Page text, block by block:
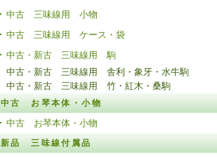
中古 三味線用 小物
中古 三味線用 ケース・袋
中古・新古 三味線用 駒
中古・新古 三味線用 舎利・象牙・水牛駒
中古・新古 三味線用 竹・紅木・桑駒
中古 お琴本体・小物
中古 お琴本体・小物
新品 三味線付属品